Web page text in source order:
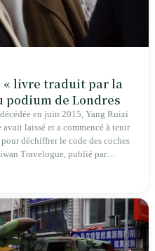
« livre traduit par la
podium de Londres
en juin 2015, Yang Ruizi
laissé et a commencé à tenir
déchiffrer le code des coches
Travelogue, publié par
Aoyama, traduit par Yang
de sa sœur.